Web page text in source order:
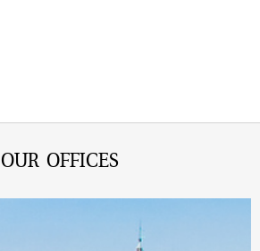
OUR OFFICES